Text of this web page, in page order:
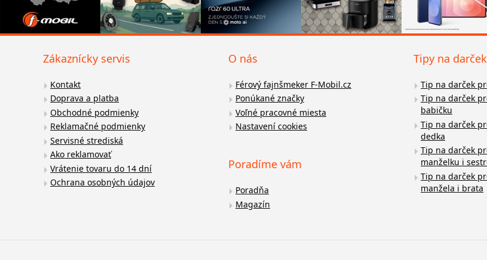
Zákaznícky servis
Kontakt
Doprava a platba
Obchodné podmienky
Reklamačné podmienky
Servisné strediská
Ako reklamovať
Vrátenie tovaru do 14 dní
Ochrana osobných údajov
O nás
Férový fajnšmeker F-Mobil.cz
Ponúkané značky
Voľné pracovné miesta
Nastavení cookies
Poradíme vám
Poradňa
Magazín
Tipy na darček
Tip na darček
Tip na darček
babičku
Tip na darček
dedka
Tip na darček
manželku i
Tip na darček
manžela i brata